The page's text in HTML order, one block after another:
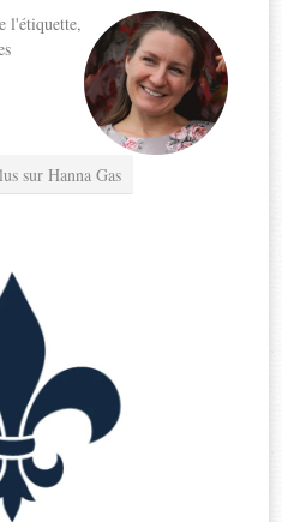
l'étiquette,
sur Hanna Gas